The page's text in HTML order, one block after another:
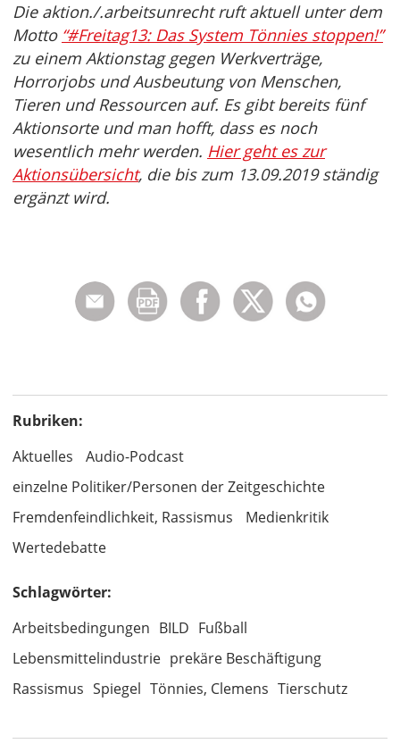
Die aktion./.arbeitsunrecht ruft aktuell unter dem
Motto “#Freitag13: Das System Tönnies stoppen!”
zu einem Aktionstag gegen Werkverträge,
Horrorjobs und Ausbeutung von Menschen,
Tieren und Ressourcen auf. Es gibt bereits fünf
Aktionsorte und man hofft, dass es noch
wesentlich mehr werden. Hier geht es zur
Aktionsübersicht, die bis zum 13.09.2019 ständig
ergänzt wird.
Rubriken:
Aktuelles
Audio-Podcast
einzelne Politiker/Personen der Zeitgeschichte
Fremdenfeindlichkeit, Rassismus
Medienkritik
Wertedebatte
Schlagwörter:
Arbeitsbedingungen BILD Fußball
Lebensmittelindustrie prekäre Beschäftigung
Rassismus Spiegel Tönnies, Clemens Tierschutz